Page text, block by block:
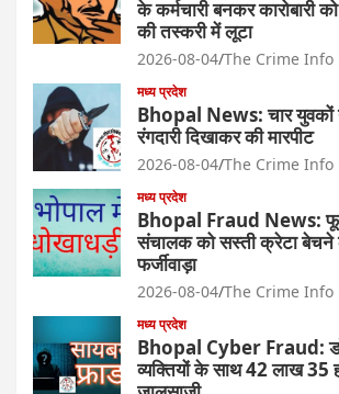
के कर्मचारी बनकर कारोबारी
की तस्करी में लूटा
2026-08-04 The Crime Info
मध्य प्रदेश
Bhopal News: चार युवकों ने
रंगदारी दिखाकर की मारपीट
2026-08-04 The Crime Info
मध्य प्रदेश
Bhopal Fraud News: फूड
संचालक को सस्ती क्रेटा बेचने
फर्जीवाड़ा
2026-08-04 The Crime Info
मध्य प्रदेश
Bhopal Cyber Fraud:
व्यक्तियों के साथ 42 लाख 35